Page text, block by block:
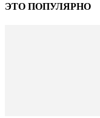
ЭТО ПОПУЛЯРНО